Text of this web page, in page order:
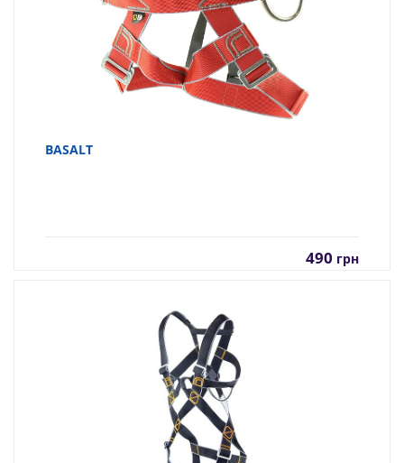
BASALT
490 грн